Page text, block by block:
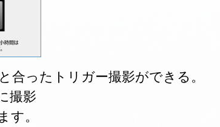
合ったトリガー撮影ができる。
撮影
。